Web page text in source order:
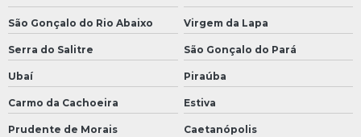
São Gonçalo do Rio Abaixo Virgem da Lapa
Serra do Salitre São Gonçalo do Pará
Ubaí Piraúba
Carmo da Cachoeira Estiva
Prudente de Morais Caetanópolis